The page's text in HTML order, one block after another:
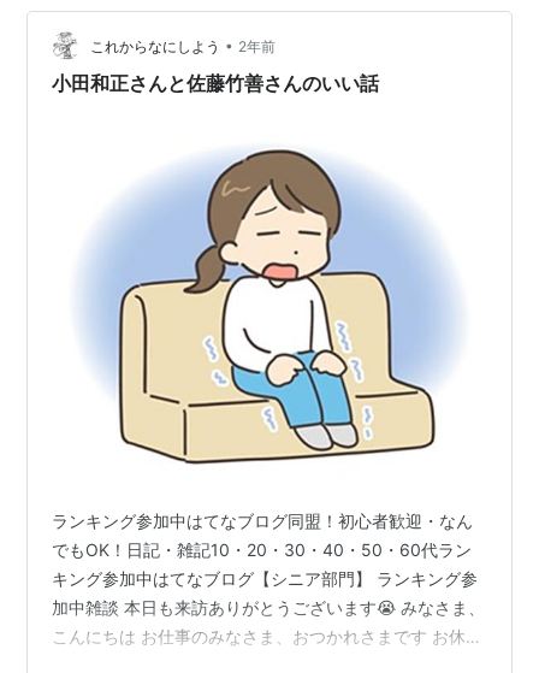
るかは誰にもわからないと言いつつ、来年も会いましょ
う。
これからなにしよう • 2年前
小田和正さんと佐藤竹善さんのいい話
ランキング参加中はてなブログ同盟！初心者歓迎・なん
でもOK！日記・雑記10・20・30・40・50・60代ラン
キング参加中はてなブログ【シニア部門】 ランキング参
加中雑談 本日も来訪ありがとうございます😭 みなさま、
こんにちは お仕事のみなさま、おつかれさまです お休み